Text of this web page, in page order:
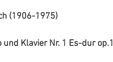
(1906-1975)
Klavier Nr. 1 Es-dur